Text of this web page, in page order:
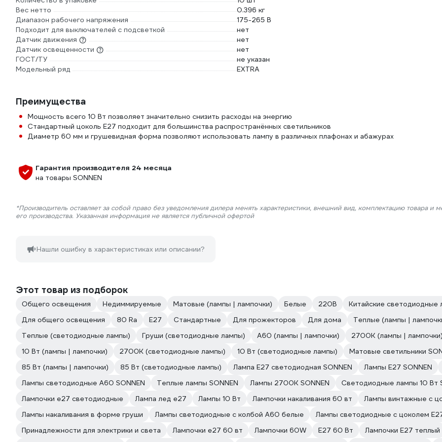
Вес нетто
0.396 кг
Диапазон рабочего напряжения
175-265 В
Подходит для выключателей с подсветкой
нет
Датчик движения
нет
Датчик освещенности
нет
ГОСТ/ТУ
не указан
Модельный ряд
EXTRA
Преимущества
Мощность всего 10 Вт позволяет значительно снизить расходы на энергию
Стандартный цоколь E27 подходит для большинства распространённых светильников
Диаметр 60 мм и грушевидная форма позволяют использовать лампу в различных плафонах и абажурах
Гарантия производителя 24 месяца
на товары SONNEN
*Производитель оставляет за собой право без уведомления дилера менять характеристики, внешний вид, комплектацию товара и
его производства. Указанная информация не является публичной офертой
Нашли ошибку в характеристиках или описании?
Этот товар из подборок
Общего освещения Недиммируемые Матовые (лампы | лампочки) Белые 220В
Китайские светодиодные
Для общего освещения
80 Ra Е27 Стандартные Для прожекторов Для дома
Теплые (лампы |
Теплые (светодиодные лампы)
Груши (светодиодные лампы) A60 (лампы | лампочки)
2700К (лампы |
10 Вт (лампы | лампочки)
2700К (светодиодные лампы) 10 Вт (светодиодные лампы)
Матовые светильники
85 Вт (лампы | лампочки)
85 Вт (светодиодные лампы) Лампа E27 светодиодная SONNEN
Лампы Е27 SONNEN
Лампы светодиодные A60 SONNEN
Теплые лампы SONNEN Лампы 2700К SONNEN
Светодиодные лампы 10 Вт
Лампочки е27 светодиодные
Лампа лед е27 Лампы 10 Вт Лампочки накаливания 60 вт
Лампы винтажные с
Лампы накаливания в форме груши
Лампы светодиодные с колбой A60 белые
Лампы светодиодные с цоколем
Принадлежности для электрики и света
Лампочки е27 60 вт Лампочки 60W E27 60 Вт
Лампочки E27 теплый